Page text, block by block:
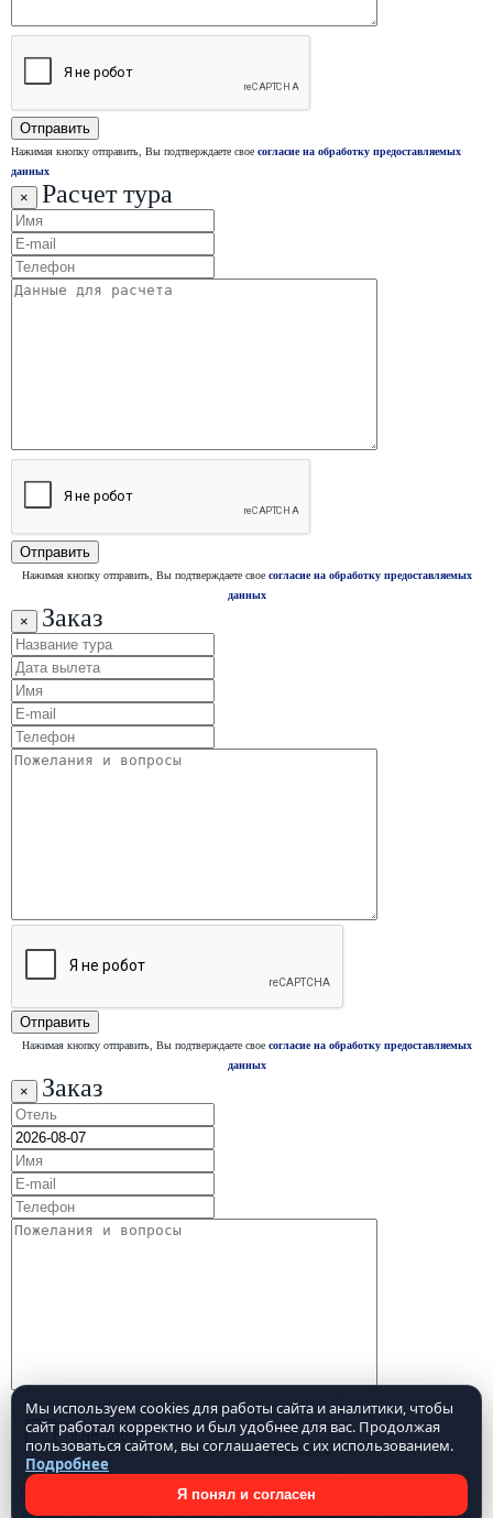
Мы используем cookies для работы сайта и аналитики, чтобы
сайт работал корректно и был удобнее для вас. Продолжая
пользоваться сайтом, вы соглашаетесь с их использованием.
Подробнее
Я понял и согласен
Нажимая кнопку отправить, Вы подтверждаете свое согласие на обработку предоставляемых
данных
× Расчет тура
Нажимая кнопку отправить, Вы подтверждаете свое согласие на обработку предоставляемых
данных
× Заказ
Нажимая кнопку отправить, Вы подтверждаете свое согласие на обработку предоставляемых
данных
× Заказ
Нажимая кнопку отправить, Вы подтверждаете своесогласие на обработку предоставляемых